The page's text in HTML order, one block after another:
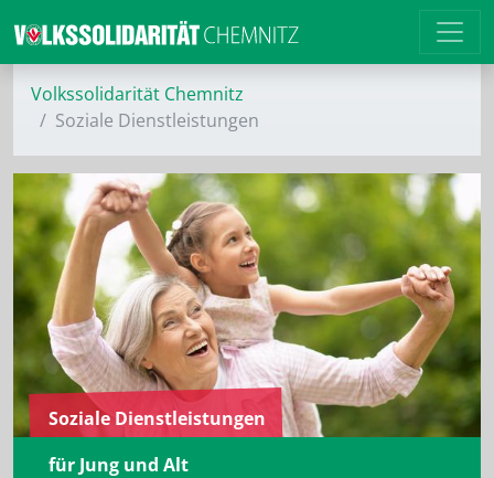
Volkssolidarität Chemnitz
Soziale Dienstleistungen
Soziale Dienstleistungen
für Jung und Alt